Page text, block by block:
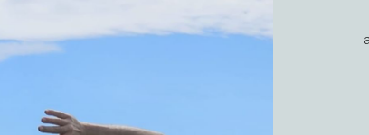
info@nuevalunayoga.ch ou par
78 737 73 05. *Selon le nombre de
enregistrées, nous nous réservons